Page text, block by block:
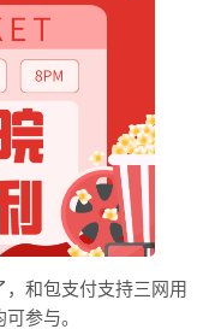
和包支付支持三网用
参与。